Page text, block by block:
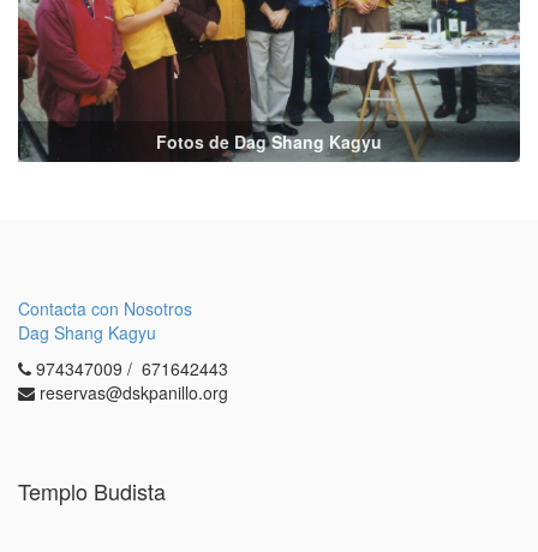
Fotos de Dag Shang Kagyu
Contacta con Nosotros
Dag Shang Kagyu
974347009 / 671642443
reservas@dskpanillo.org
Templo Budista